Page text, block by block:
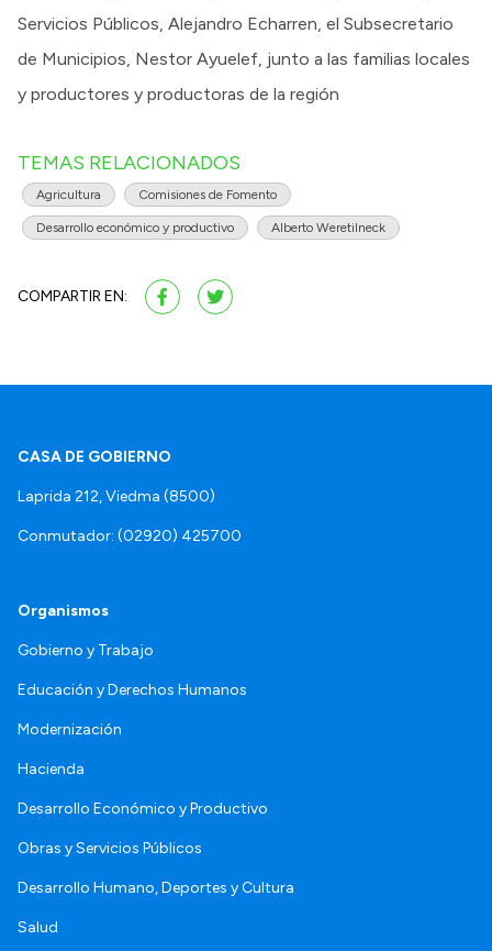
Servicios Públicos, Alejandro Echarren, el Subsecretario
de Municipios, Nestor Ayuelef, junto a las familias locales
y productores y productoras de la región
TEMAS RELACIONADOS
Agricultura Comisiones de Fomento
Desarrollo económico y productivo Alberto Weretilneck
COMPARTIR EN:
CASA DE GOBIERNO
Laprida 212, Viedma (8500)
Conmutador: (02920) 425700
Organismos
Gobierno y Trabajo
Educación y Derechos Humanos
Modernización
Hacienda
Desarrollo Económico y Productivo
Obras y Servicios Públicos
Desarrollo Humano, Deportes y Cultura
Salud